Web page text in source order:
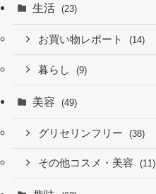
生活 (23)
お買い物レポート (14)
暮らし (9)
美容 (49)
グリセリンフリー (38)
その他コスメ・美容 (11)